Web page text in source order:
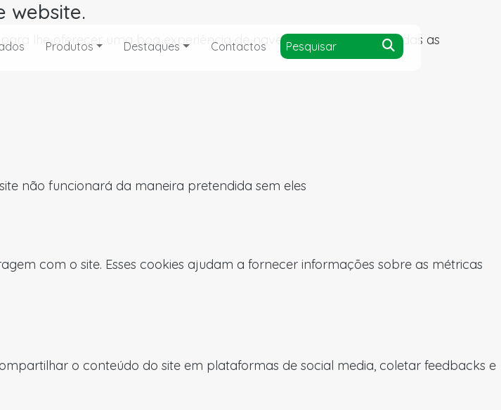
website.
lhe oferecer uma boa experiência de navegação e acesso a todas as
não funcionará da maneira pretendida sem eles
com o site. Esses cookies ajudam a fornecer informações sobre as métricas
o conteúdo do site em plataformas de social media, coletar feedbacks e
Produtos Destaques Contactos